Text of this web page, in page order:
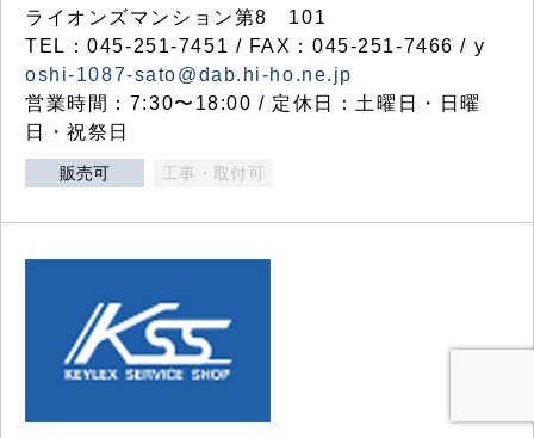
ライオンズマンション第8 101
TEL：045-251-7451 / FAX：045-251-7466 / y
oshi-1087-sato@dab.hi-ho.ne.jp
営業時間：7:30〜18:00 / 定休日：土曜日・日曜
日・祝祭日
販売可 工事・取付可